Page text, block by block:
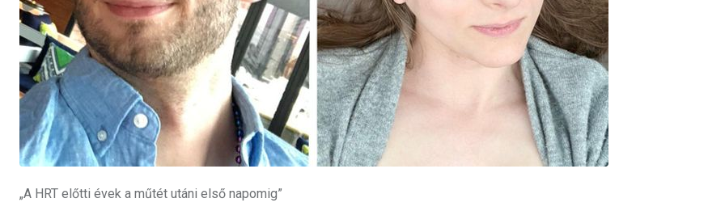
„A HRT előtti évek a műtét utáni első napomig”